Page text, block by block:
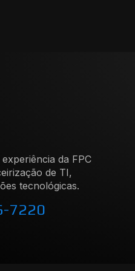
da FPC
de TI,
tecnológicas.
7220